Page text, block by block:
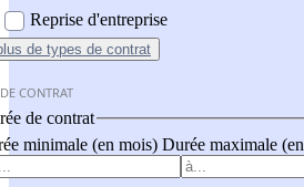
Reprise d'entreprise
de types de contrat
CONTRAT
de contrat
minimale (en mois) Durée maximale